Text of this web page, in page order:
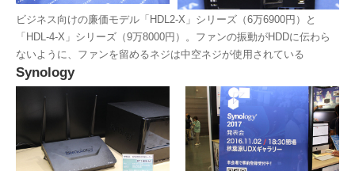
ビジネス向けの廉価モデル「HDL2-X」シリーズ（6万6900円）と
「HDL-4-X」シリーズ（9万8000円）。ファンの振動がHDDに伝わら
ないように、ファンを留めるネジは中空ネジが使用されている
Synology